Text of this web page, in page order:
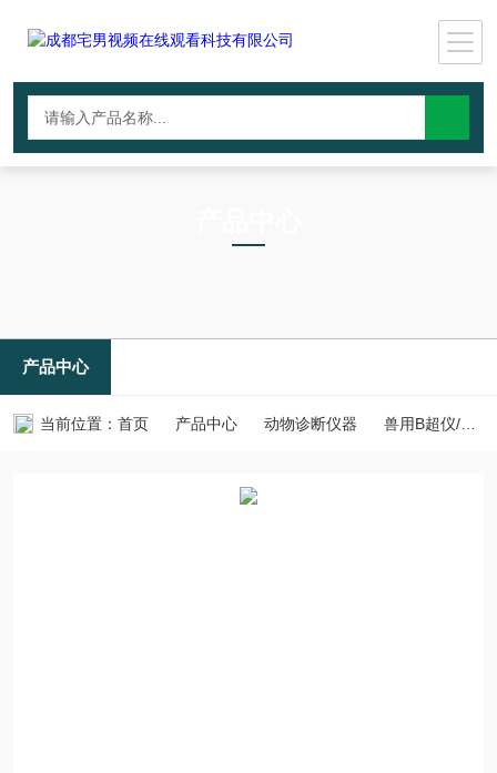
产品中心
当前位置： 首页 产品中心 动物诊断仪器 兽用B超仪/动物成像设备